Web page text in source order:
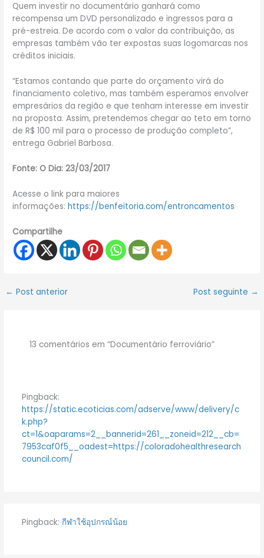
Quem investir no documentário ganhará como
recompensa um DVD personalizado e ingressos para a
pré-estreia. De acordo com o valor da contribuição, as
empresas também vão ter expostas suas logomarcas nos
créditos iniciais.
“Estamos contando que parte do orçamento virá do
financiamento coletivo, mas também esperamos envolver
empresários da região e que tenham interesse em investir
na proposta. Assim, pretendemos chegar ao teto em torno
de R$ 100 mil para o processo de produção completo”,
entrega Gabriel Barbosa.
Fonte: O Dia: 23/03/2017
Acesse o link para maiores
informações:https://benfeitoria.com/entroncamentos
Compartilhe
← Post anterior Post seguinte →
13 comentários em “Documentário ferroviário”
Pingback:
https://static.ecoticias.com/adserve/www/delivery/c
k.php?
ct=1&oaparams=2__bannerid=261__zoneid=212__cb=
7953caf0f5__oadest=https://coloradohealthresearch
council.com/
Pingback: กีฬาใช้อุปกรณ์น้อย